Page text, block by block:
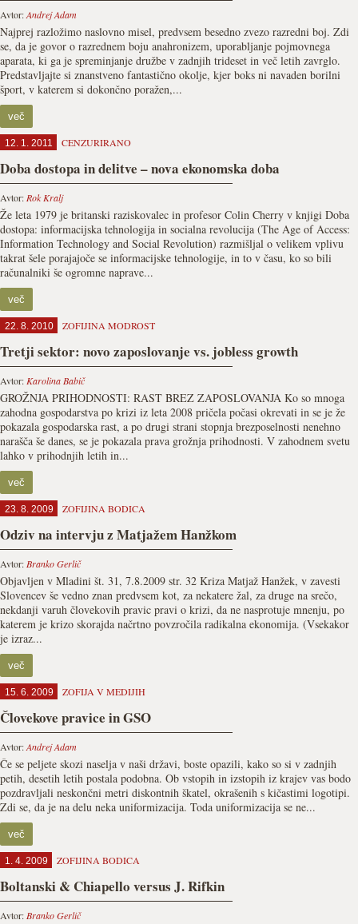
Avtor:Andrej Adam
Najprej razložimo naslovno misel, predvsem besedno zvezo razredni boj. Zdi
se, da je govor o razrednem boju anahronizem, uporabljanje pojmovnega
aparata, ki ga je spreminjanje družbe v zadnjih trideset in več letih zavrglo.
Predstavljajte si znanstveno fantastično okolje, kjer boks ni navaden borilni
šport, v katerem si dokončno poražen,...
več
12. 1. 2011 CENZURIRANO
Doba dostopa in delitve – nova ekonomska doba
Avtor: Rok Kralj
Že leta 1979 je britanski raziskovalec in profesor Colin Cherry v knjigi Doba
dostopa: informacijska tehnologija in socialna revolucija (The Age of Access:
Information Technology and Social Revolution) razmišljal o velikem vplivu
takrat šele porajajoče se informacijske tehnologije, in to v času, ko so bili
računalniki še ogromne naprave...
več
22. 8. 2010 ZOFIJINA MODROST
Tretji sektor: novo zaposlovanje vs. jobless growth
Avtor: Karolina Babič
GROŽNJA PRIHODNOSTI: RAST BREZ ZAPOSLOVANJA Ko so mnoga
zahodna gospodarstva po krizi iz leta 2008 pričela počasi okrevati in se je že
pokazala gospodarska rast, a po drugi strani stopnja brezposelnosti nenehno
narašča še danes, se je pokazala prava grožnja prihodnosti. V zahodnem svetu
lahko v prihodnjih letih in...
več
23. 8. 2009 ZOFIJINA BODICA
Odziv na intervju z Matjažem Hanžkom
Avtor: Branko Gerlič
Objavljen v Mladini št. 31, 7.8.2009 str. 32 Kriza Matjaž Hanžek, v zavesti
Slovencev še vedno znan predvsem kot, za nekatere žal, za druge na srečo,
nekdanji varuh človekovih pravic pravi o krizi, da ne nasprotuje mnenju, po
katerem je krizo skorajda načrtno povzročila radikalna ekonomija. (Vsekakor
je izraz...
več
15. 6. 2009 ZOFIJA V MEDIJIH
Človekove pravice in GSO
Avtor:Andrej Adam
Če se peljete skozi naselja v naši državi, boste opazili, kako so si v zadnjih
petih, desetih letih postala podobna. Ob vstopih in izstopih iz krajev vas bodo
pozdravljali neskončni metri diskontnih škatel, okrašenih s kičastimi logotipi.
Zdi se, da je na delu neka uniformizacija. Toda uniformizacija se ne...
več
1. 4. 2009 ZOFIJINA BODICA
Boltanski & Chiapello versus J. Rifkin
Avtor: Branko Gerlič